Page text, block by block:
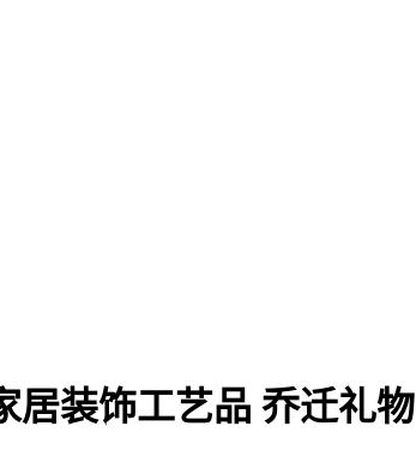
居装饰工艺品 乔迁礼物